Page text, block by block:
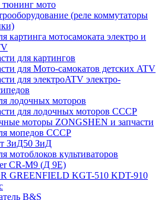
мото
(реле коммутаторы
картинга мотосамоката электро и
для картингов
для Мото-самокатов детских ATV
для электроATV электро-
лодочных моторов
для лодочных моторов СССР
моторы ZONGSHEN и запчасти
мопедов СССР
ЗиД50 ЗиД
мотоблоков культиваторов
CR-M9 (Д 9Е)
GREENFIELD KGT-510 KDT-910
B&S